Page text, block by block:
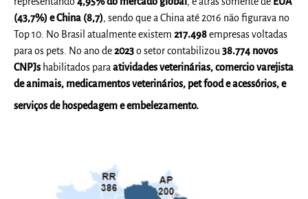
(43,7%) e China (8,7), sendo que a China até 2016 não figurava no
Top 10. No Brasil atualmente existem217.498empresas voltadas
para os pets. No ano de2023o setor contabilizou38.774 novos
CNPJs habilitados paraatividades veterinárias, comercio varejista
de animais, medicamentos veterinários, pet food e acessórios, e
serviços de hospedagem e embelezamento.